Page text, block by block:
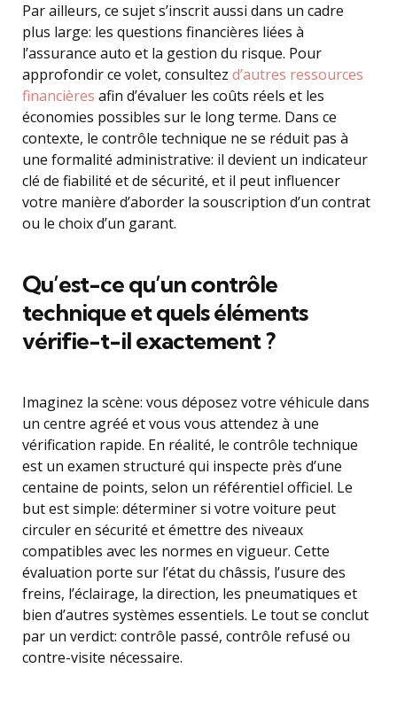
Par ailleurs, ce sujet s’inscrit aussi dans un cadre
plus large: les questions financières liées à
l’assurance auto et la gestion du risque. Pour
approfondir ce volet, consultez d’autres ressources
financières afin d’évaluer les coûts réels et les
économies possibles sur le long terme. Dans ce
contexte, le contrôle technique ne se réduit pas à
une formalité administrative: il devient un indicateur
clé de fiabilité et de sécurité, et il peut influencer
votre manière d’aborder la souscription d’un contrat
ou le choix d’un garant.
Qu’est-ce qu’un contrôle
technique et quels éléments
vérifie-t-il exactement ?
Imaginez la scène: vous déposez votre véhicule dans
un centre agréé et vous vous attendez à une
vérification rapide. En réalité, le contrôle technique
est un examen structuré qui inspecte près d’une
centaine de points, selon un référentiel officiel. Le
but est simple: déterminer si votre voiture peut
circuler en sécurité et émettre des niveaux
compatibles avec les normes en vigueur. Cette
évaluation porte sur l’état du châssis, l’usure des
freins, l’éclairage, la direction, les pneumatiques et
bien d’autres systèmes essentiels. Le tout se conclut
par un verdict: contrôle passé, contrôle refusé ou
contre-visite nécessaire.